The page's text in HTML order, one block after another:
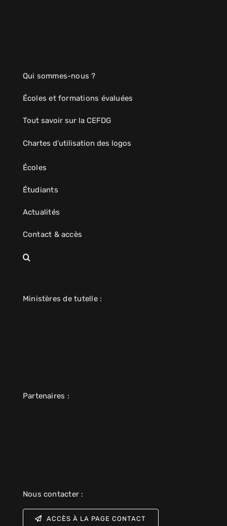
Qui sommes-nous ?
Écoles et formations évaluées
Tout savoir sur la CEFDG
Chartes d’utilisation des logos
Écoles
Étudiants
Actualités
Contact & accès
Ministères de tutelle :
Partenaires :
Nous contacter :
ACCÈS À LA PAGE CONTACT